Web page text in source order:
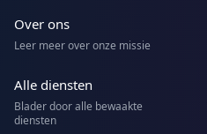
Over ons
Leer meer over onze missie
Alle diensten
Blader door alle bewaakte
diensten